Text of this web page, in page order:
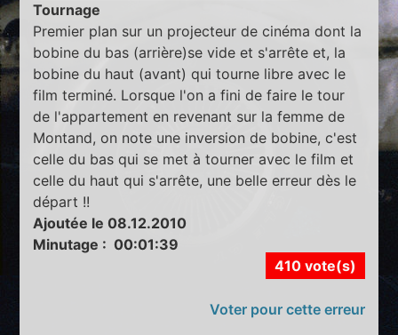
Tournage
Premier plan sur un projecteur de cinéma dont la
bobine du bas (arrière)se vide et s'arrête et, la
bobine du haut (avant) qui tourne libre avec le
film terminé. Lorsque l'on a fini de faire le tour
de l'appartement en revenant sur la femme de
Montand, on note une inversion de bobine, c'est
celle du bas qui se met à tourner avec le film et
celle du haut qui s'arrête, une belle erreur dès le
départ !!
Ajoutée le 08.12.2010
Minutage : 00:01:39
410 vote(s)
Voter pour cette erreur